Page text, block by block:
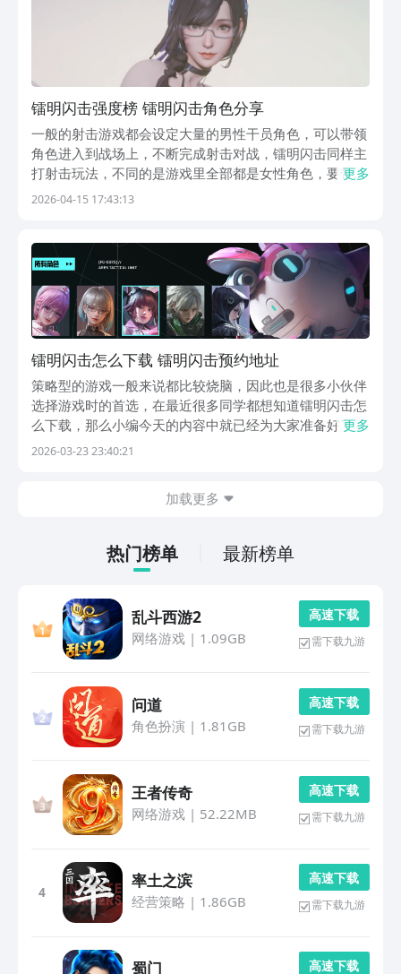
镭明闪击强度榜 镭明闪击角色分享
一般的射击游戏都会设定大量的男性干员角色，可以带领
角色进入到战场上，不断完成射击对战，镭明闪击同样主
打射击玩法，不同的是游戏里全部都是女性角色，要带领
他们开启及时塔攻对战，镭明闪击强度榜是接下来要带来
玩...
更多
2026-04-15 17:43:13
镭明闪击怎么下载 镭明闪击预约地址
策略型的游戏一般来说都比较烧脑，因此也是很多小伙伴
选择游戏时的首选，在最近很多同学都想知道镭明闪击怎
么下载，那么小编今天的内容中就已经为大家准备好了镭
明闪击提前预约的免费链接。这款游戏将射击与卡牌融为
更多
2026-03-23 23:40:21
加载更多
热门榜单 最新榜单
乱斗西游2
网络游戏| 1.09GB
高 速 下 载
需下载九游
问道
角色扮演 | 1.81GB
高 速 下 载
需下载九游
王者传奇
网络游戏| 52.22MB
高 速 下 载
需下载九游
4
率土之滨
经营策略 | 1.86GB
高 速 下 载
需下载九游
蜀门 高 速 下 载